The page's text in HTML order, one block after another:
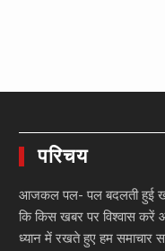
परिचय
आजकल पल- पल बदलती हुई
कि किस खबर पर विश्वास करें
ध्यान में रखते हुए हम समाचार